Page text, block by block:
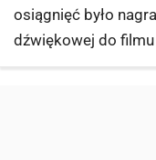
osiągnięć było
dźwiękowej do filmu